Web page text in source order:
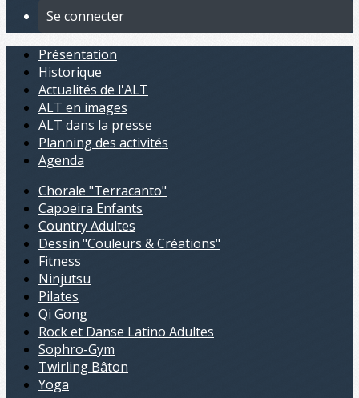
Se connecter
Présentation
Historique
Actualités de l'ALT
ALT en images
ALT dans la presse
Planning des activités
Agenda
Chorale "Terracanto"
Capoeira Enfants
Country Adultes
Dessin "Couleurs & Créations"
Fitness
Ninjutsu
Pilates
Qi Gong
Rock et Danse Latino Adultes
Sophro-Gym
Twirling Bâton
Yoga